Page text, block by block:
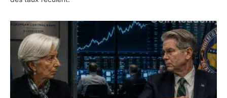
Yen : Washington a vendu des euros sans prévenir la